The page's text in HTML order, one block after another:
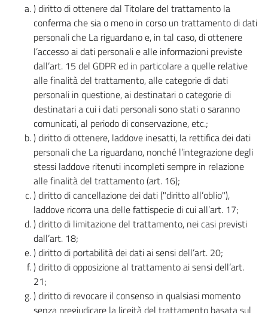
) diritto di ottenere dal Titolare del trattamento la
conferma che sia o meno in corso un trattamento di dati
personali che La riguardano e, in tal caso, di ottenere
l’accesso ai dati personali e alle informazioni previste
dall’art. 15 del GDPR ed in particolare a quelle relative
alle finalità del trattamento, alle categorie di dati
personali in questione, ai destinatari o categorie di
destinatari a cui i dati personali sono stati o saranno
comunicati, al periodo di conservazione, etc.;
) diritto di ottenere, laddove inesatti, la rettifica dei dati
personali che La riguardano, nonché l’integrazione degli
stessi laddove ritenuti incompleti sempre in relazione
alle finalità del trattamento (art. 16);
) diritto di cancellazione dei dati ("diritto all’oblio"),
laddove ricorra una delle fattispecie di cui all’art. 17;
) diritto di limitazione del trattamento, nei casi previsti
dall’art. 18;
) diritto di portabilità dei dati ai sensi dell’art. 20;
) diritto di opposizione al trattamento ai sensi dell’art.
21;
) diritto di revocare il consenso in qualsiasi momento
senza pregiudicare la liceità del trattamento basata sul